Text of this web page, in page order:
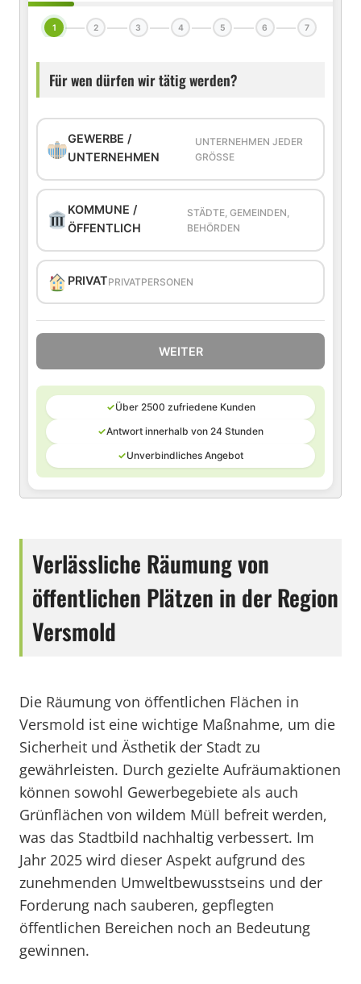
1 2 3 4 5 6 7
Für wen dürfen wir tätig werden?
GEWERBE /
UNTERNEHMEN
UNTERNEHMEN JEDER
GRÖSSE
KOMMUNE /
ÖFFENTLICH
STÄDTE, GEMEINDEN,
BEHÖRDEN
PRIVATPRIVATPERSONEN
WEITER
✓Über 2500 zufriedene Kunden
✓Antwort innerhalb von 24 Stunden
✓Unverbindliches Angebot
Verlässliche Räumung von
öffentlichen Plätzen in der Region
Versmold
Die Räumung von öffentlichen Flächen in
Versmold ist eine wichtige Maßnahme, um die
Sicherheit und Ästhetik der Stadt zu
gewährleisten. Durch gezielte Aufräumaktionen
können sowohl Gewerbegebiete als auch
Grünflächen von wildem Müll befreit werden,
was das Stadtbild nachhaltig verbessert. Im
Jahr 2025 wird dieser Aspekt aufgrund des
zunehmenden Umweltbewusstseins und der
Forderung nach sauberen, gepflegten
öffentlichen Bereichen noch an Bedeutung
gewinnen.